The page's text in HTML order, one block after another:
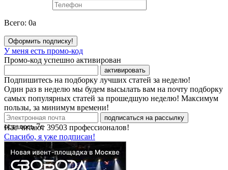
Всего: 0a
Оформить подписку!
У меня есть промо-код
Промо-код успешно активирован
активировать
Подпишитесь на подборку лучших статей за неделю!
Один раз в неделю мы будем высылать вам на почту подборку
самых популярных статей за прошедшую неделю! Максимум
пользы, за минимум времени!
подписаться на рассылку
Нас читают 39503 профессионалов!
Спасибо, я уже подписан!
осталось7с